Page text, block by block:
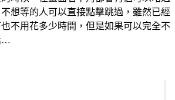
想等的人可以直接點擊跳過，雖然已經
不用花多少時間，但是如果可以完全不
…